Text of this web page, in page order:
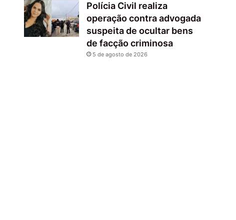
Polícia Civil realiza
operação contra advogada
suspeita de ocultar bens
de facção criminosa
5 de agosto de 2026